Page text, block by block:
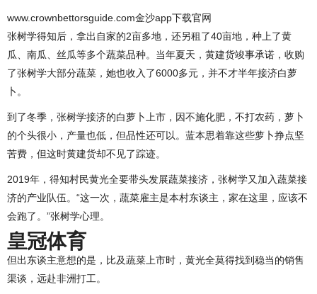
www.crownbettorsguide.com金沙app下载官网
张树学得知后，拿出自家的2亩多地，还另租了40亩地，种上了黄
瓜、南瓜、丝瓜等多个蔬菜品种。当年夏天，黄建货竣事承诺，收购
了张树学大部分蔬菜，她也收入了6000多元，并不才半年接济白萝
卜。
到了冬季，张树学接济的白萝卜上市，因不施化肥，不打农药，萝卜
的个头很小，产量也低，但品性还可以。蓝本思着靠这些萝卜挣点坚
苦费，但这时黄建货却不见了踪迹。
2019年，得知村民黄光全要带头发展蔬菜接济，张树学又加入蔬菜接
济的产业队伍。“这一次，蔬菜雇主是本村东谈主，家在这里，应该不
会跑了。”张树学心理。
皇冠体育
但出东谈主意想的是，比及蔬菜上市时，黄光全莫得找到稳当的销售
渠谈，远赴非洲打工。